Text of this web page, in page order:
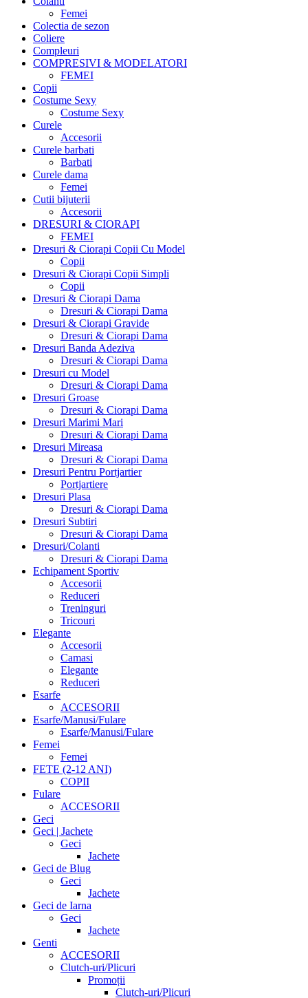
Femei
Colectia de sezon
Coliere
Compleuri
COMPRESIVI & MODELATORI
FEMEI
Copii
Costume Sexy
Costume Sexy
Curele
Accesorii
Curele barbati
Barbati
Curele dama
Femei
Cutii bijuterii
Accesorii
DRESURI & CIORAPI
FEMEI
Dresuri & Ciorapi Copii Cu Model
Copii
Dresuri & Ciorapi Copii Simpli
Copii
Dresuri & Ciorapi Dama
Dresuri & Ciorapi Dama
Dresuri & Ciorapi Gravide
Dresuri & Ciorapi Dama
Dresuri Banda Adeziva
Dresuri & Ciorapi Dama
Dresuri cu Model
Dresuri & Ciorapi Dama
Dresuri Groase
Dresuri & Ciorapi Dama
Dresuri Marimi Mari
Dresuri & Ciorapi Dama
Dresuri Mireasa
Dresuri & Ciorapi Dama
Dresuri Pentru Portjartier
Portjartiere
Dresuri Plasa
Dresuri & Ciorapi Dama
Dresuri Subtiri
Dresuri & Ciorapi Dama
Dresuri/Colanti
Dresuri & Ciorapi Dama
Echipament Sportiv
Accesorii
Reduceri
Treninguri
Tricouri
Elegante
Accesorii
Camasi
Elegante
Reduceri
Esarfe
ACCESORII
Esarfe/Manusi/Fulare
Esarfe/Manusi/Fulare
Femei
Femei
FETE (2-12 ANI)
COPII
Fulare
ACCESORII
Geci
Geci | Jachete
Geci
Jachete
Geci de Blug
Geci
Jachete
Geci de Iarna
Geci
Jachete
Genti
ACCESORII
Clutch-uri/Plicuri
Promoții
Clutch-uri/Plicuri